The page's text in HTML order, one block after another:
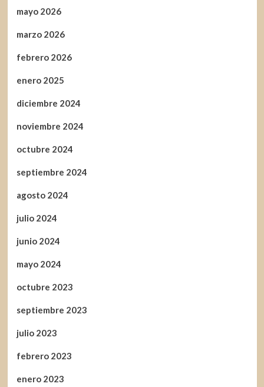
mayo 2026
marzo 2026
febrero 2026
enero 2025
diciembre 2024
noviembre 2024
octubre 2024
septiembre 2024
agosto 2024
julio 2024
junio 2024
mayo 2024
octubre 2023
septiembre 2023
julio 2023
febrero 2023
enero 2023